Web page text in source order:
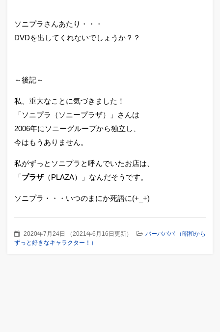
ソニプラさんあたり・・・
DVDを出してくれないでしょうか？？
～後記～
私、重大なことに気づきました！
「ソニプラ（ソニープラザ）」さんは
2006年にソニーグループから独立し、
今はもうありません。
私がずっとソニプラと呼んでいたお店は、
「プラザ（PLAZA）」なんだそうです。
ソニプラ・・・いつのまにか死語に(+_+)
2020年7月24日 （2021年6月16日更新）
バーバパパ （昭和から
ずっと好きなキャラクター！）